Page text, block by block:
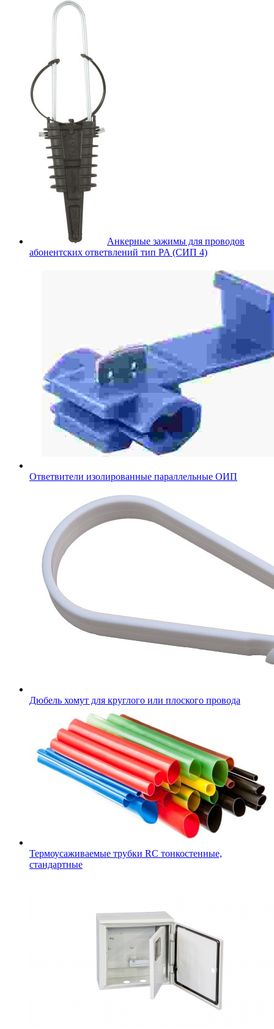
Анкерные зажимы для проводов
абонентских ответвлений тип PA (СИП 4)
Ответвители изолированные параллельные ОИП
Дюбель хомут для круглого или плоского провода
Термоусаживаемые трубки RC тонкостенные,
стандартные